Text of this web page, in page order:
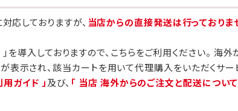
応しておりますが、 当店からの直接発送は行っておりま
導入しておりますので、こちらをご利用ください。 海外
表示され、該当カートを用いて代理購入をいただくサー
ガイド 」及び、 「 当店 海外からのご注文と配送について